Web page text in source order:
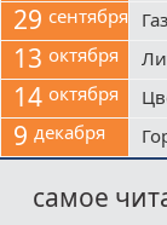
29 сентября
13 октября
14 октября
9 декабря
самое